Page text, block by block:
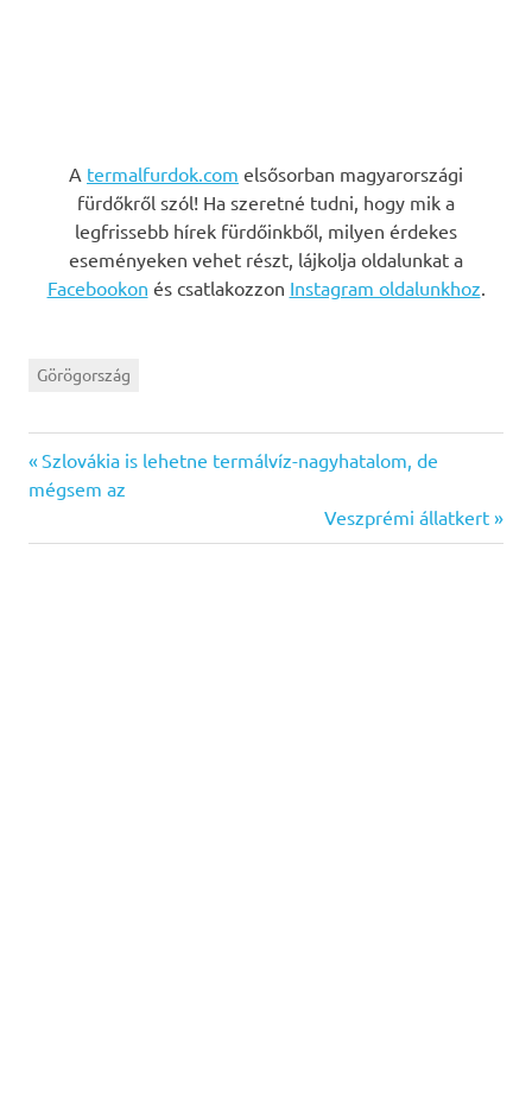
A termalfurdok.com elsősorban magyarországi
fürdőkről szól! Ha szeretné tudni, hogy mik a
legfrissebb hírek fürdőinkből, milyen érdekes
eseményeken vehet részt, lájkolja oldalunkat a
Facebookon és csatlakozzon Instagram oldalunkhoz.
Görögország
Bejegyzés
Previous
Post:
Szlovákia is lehetne termálvíz-nagyhatalom, de
mégsem az
Next
Post:
Veszprémi állatkert